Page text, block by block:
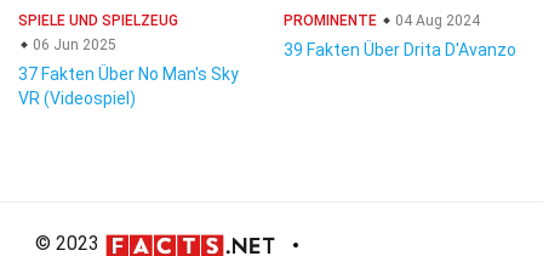
SPIELE UND SPIELZEUG
06 Jun 2025
37 Fakten Über No Man's Sky
VR (Videospiel)
PROMINENTE 04 Aug 2024
39 Fakten Über Drita D'Avanzo
© 2023